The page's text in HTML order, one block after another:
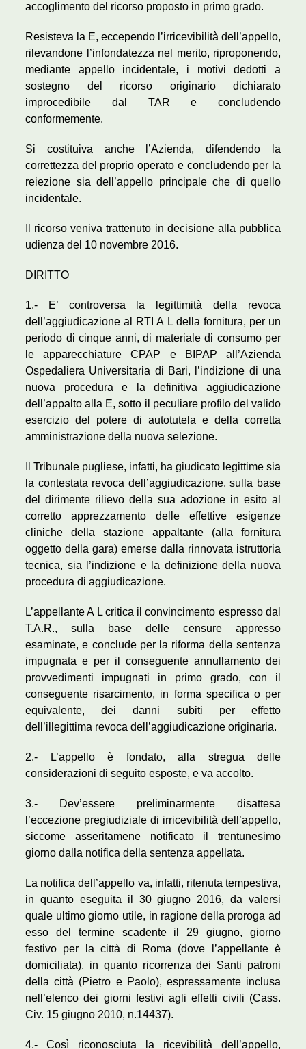
accoglimento del ricorso proposto in primo grado.
Resisteva la E, eccependo l’irricevibilità dell’appello,
rilevandone l’infondatezza nel merito, riproponendo,
mediante appello incidentale, i motivi dedotti a
sostegno del ricorso originario dichiarato
improcedibile dal TAR e concludendo
conformemente.
Si costituiva anche l’Azienda, difendendo la
correttezza del proprio operato e concludendo per la
reiezione sia dell’appello principale che di quello
incidentale.
Il ricorso veniva trattenuto in decisione alla pubblica
udienza del 10 novembre 2016.
DIRITTO
1.- E’ controversa la legittimità della revoca
dell’aggiudicazione al RTI A L della fornitura, per un
periodo di cinque anni, di materiale di consumo per
le apparecchiature CPAP e BIPAP all’Azienda
Ospedaliera Universitaria di Bari, l’indizione di una
nuova procedura e la definitiva aggiudicazione
dell’appalto alla E, sotto il peculiare profilo del valido
esercizio del potere di autotutela e della corretta
amministrazione della nuova selezione.
Il Tribunale pugliese, infatti, ha giudicato legittime sia
la contestata revoca dell’aggiudicazione, sulla base
del dirimente rilievo della sua adozione in esito al
corretto apprezzamento delle effettive esigenze
cliniche della stazione appaltante (alla fornitura
oggetto della gara) emerse dalla rinnovata istruttoria
tecnica, sia l’indizione e la definizione della nuova
procedura di aggiudicazione.
L’appellante A L critica il convincimento espresso dal
T.A.R., sulla base delle censure appresso
esaminate, e conclude per la riforma della sentenza
impugnata e per il conseguente annullamento dei
provvedimenti impugnati in primo grado, con il
conseguente risarcimento, in forma specifica o per
equivalente, dei danni subiti per effetto
dell’illegittima revoca dell’aggiudicazione originaria.
2.- L’appello è fondato, alla stregua delle
considerazioni di seguito esposte, e va accolto.
3.- Dev’essere preliminarmente disattesa
l’eccezione pregiudiziale di irricevibilità dell’appello,
siccome asseritamene notificato il trentunesimo
giorno dalla notifica della sentenza appellata.
La notifica dell’appello va, infatti, ritenuta tempestiva,
in quanto eseguita il 30 giugno 2016, da valersi
quale ultimo giorno utile, in ragione della proroga ad
esso del termine scadente il 29 giugno, giorno
festivo per la città di Roma (dove l’appellante è
domiciliata), in quanto ricorrenza dei Santi patroni
della città (Pietro e Paolo), espressamente inclusa
nell’elenco dei giorni festivi agli effetti civili (Cass.
Civ. 15 giugno 2010, n.14437).
4.- Così riconosciuta la ricevibilità dell’appello,